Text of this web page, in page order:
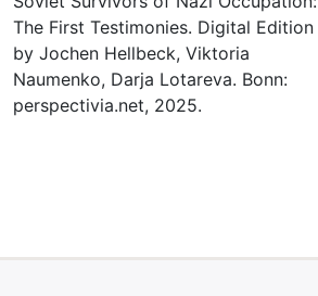
The First Testimonies. Digital Edition
by Jochen Hellbeck, Viktoria
Naumenko, Darja Lotareva. Bonn:
perspectivia.net, 2025.